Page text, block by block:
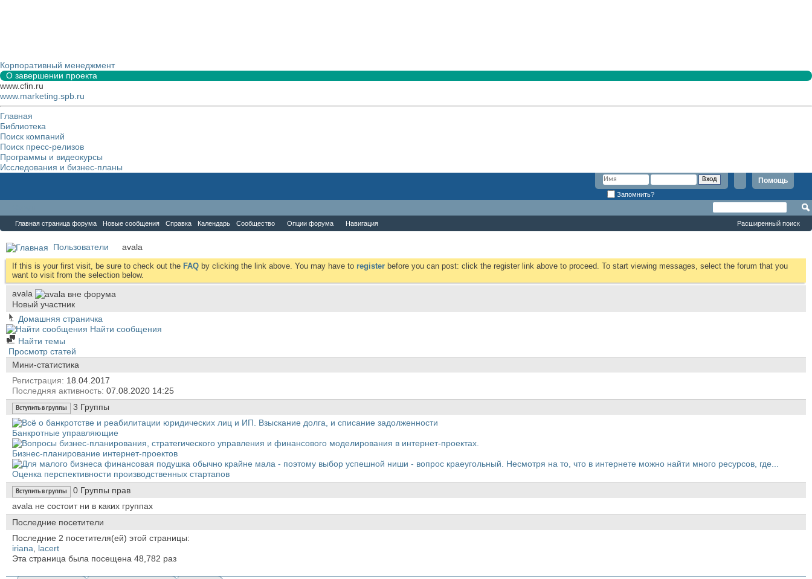
Корпоративный менеджмент
О завершении проекта
www.cfin.ru
www.marketing.spb.ru
Главная
Библиотека
Поиск компаний
Поиск пресс-релизов
Программы и видеокурсы
Исследования и бизнес-планы
Помощь
Запомнить?
Главная страница форума Новые сообщения Справка Календарь Сообщество Опции форума Навигация Расширенный поиск
Пользователи avala
If this is your first visit, be sure to check out the FAQ by clicking the link above. You may have to register before you can post: click the register link above to proceed. To start viewing messages, select the forum that you
want to visit from the selection below.
avala
Новый участник
Домашняя страничка
Найти сообщения
Найти темы
Просмотр статей
Мини-статистика
Регистрация
18.04.2017
Последняя активность 07.08.2020 14:25
Вступить в группы 3 Группы
Банкротные управляющие
Бизнес-планирование интернет-проектов
Оценка перспективности производственных стартапов
Вступить в группы 0 Группы прав
avala не состоит ни в каких группах
Последние посетители
Последние 2 посетителя(ей) этой страницы:
iriana
lacert
Эта страница была посещена 48,782 раз